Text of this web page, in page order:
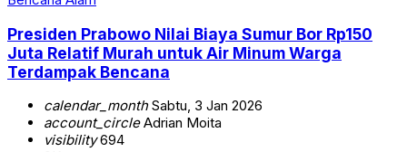
Presiden Prabowo Nilai Biaya Sumur Bor Rp150
Juta Relatif Murah untuk Air Minum Warga
Terdampak Bencana
calendar_monthSabtu, 3 Jan 2026
account_circleAdrian Moita
visibility694